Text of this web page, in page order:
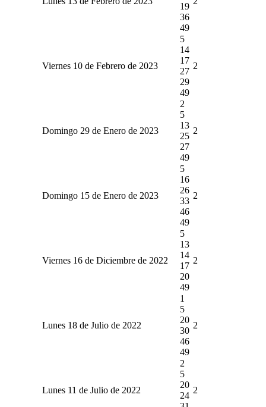
19
36
49
Viernes 10 de Febrero de 2023
5
14
17
27
29
49
2
Domingo 29 de Enero de 2023
2
5
13
25
27
49
2
Domingo 15 de Enero de 2023
5
16
26
33
46
49
2
Viernes 16 de Diciembre de 2022
5
13
14
17
20
49
2
Lunes 18 de Julio de 2022
1
5
20
30
46
49
2
Lunes 11 de Julio de 2022
2
5
20
24
2